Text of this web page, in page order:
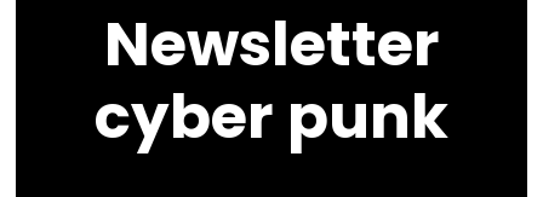
Newsletter
cyber punk